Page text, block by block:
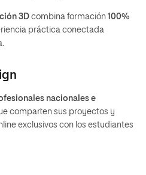
3D combina formación 100%
práctica conectada
nacionales e
comparten sus proyectos y
exclusivos con los estudiantes